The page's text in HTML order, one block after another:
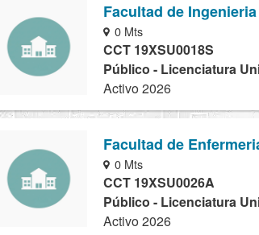
Facultad de
0 Mts
CCT 19XSU0018S
Público - Licenciatura
Activo 2026
Facultad de
0 Mts
CCT 19XSU0026A
Público - Licenciatura
Activo 2026